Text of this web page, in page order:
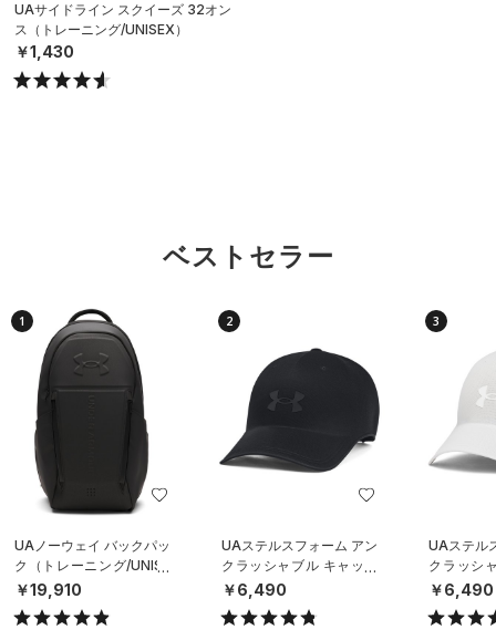
UAサイドライン スクイーズ 32オン
ス（トレーニング/UNISEX）
￥1,430
ベストセラー
1
UAノーウェイ バックパッ
ク（トレーニング/UNISE
X）
￥19,910
2
UAステルスフォーム アン
クラッシャブル キャップ
（ライフスタイル/UNISE
X）
￥6,490
3
UAステル
クラッシ
（ライフ
X）
￥6,490